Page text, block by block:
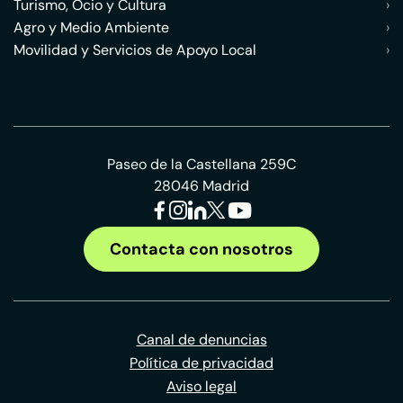
Turismo, Ocio y Cultura
›
Agro y Medio Ambiente
›
Movilidad y Servicios de Apoyo Local
›
Paseo de la Castellana 259C
28046 Madrid
Contacta con nosotros
Canal de denuncias
Política de privacidad
Aviso legal